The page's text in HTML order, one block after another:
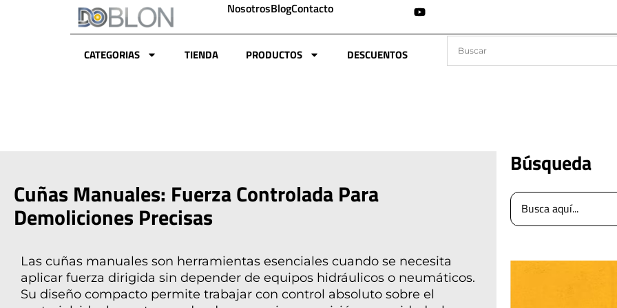
NosotrosBlogContacto
CATEGORIAS TIENDA PRODUCTOS DESCUENTOS
Cuñas Manuales: Fuerza Controlada Para
Demoliciones Precisas
Las cuñas manuales son herramientas esenciales cuando se necesita
aplicar fuerza dirigida sin depender de equipos hidráulicos o neumáticos.
Su diseño compacto permite trabajar con control absoluto sobre el
Búsqueda